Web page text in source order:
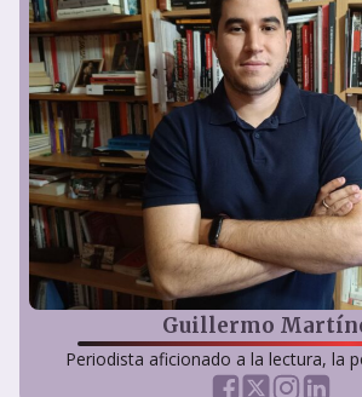
Guillermo
Periodista aficionado a la lectura, la